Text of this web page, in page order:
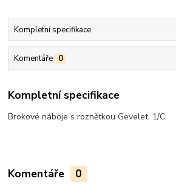
Kompletní specifikace
Komentáře 0
Kompletní specifikace
Brokové náboje s roznětkou Gevelet. 1/C
Komentáře 0